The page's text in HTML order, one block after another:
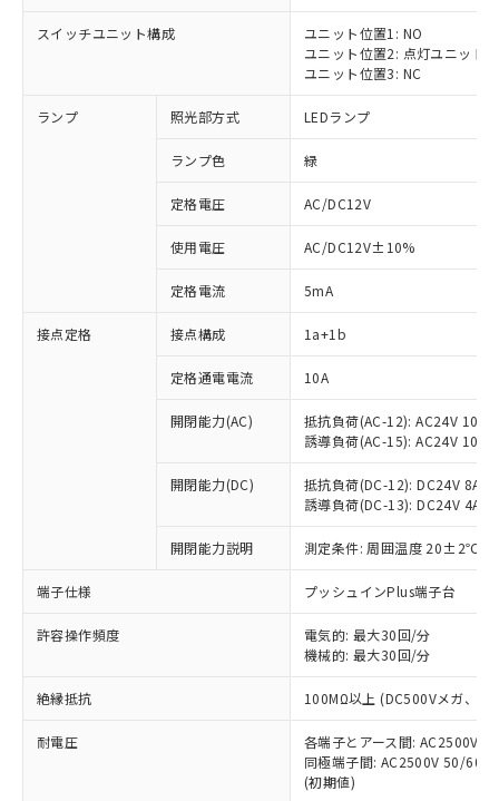
スイッチユニット構成
ユニット位置1: NO
ユニット位置2: 点灯ユニット
ユニット位置3: NC
ランプ 照光部方式 LEDランプ
ランプ色 緑
定格電圧 AC/DC12V
使用電圧 AC/DC12V±10%
定格電流 5mA
接点定格 接点構成 1a+1b
定格通電電流 10A
開閉能力(AC)
抵抗負荷(AC-12): AC24V 10A/
誘導負荷(AC-15): AC24V
開閉能力(DC)
抵抗負荷(DC-12): DC24V 8A/
誘導負荷(DC-13): DC24V 4A/
開閉能力説明 測定条件: 周囲温度 20±2℃、
端子仕様 プッシュインPlus端子台
許容操作頻度
電気的: 最大30回/分
機械的: 最大30回/分
絶縁抵抗 100MΩ以上 (DC500Vメガ、点
耐電圧
各端子とアース間: AC2500V
同極端子間: AC2500V 50/
(初期値)
ご利用条件
ご利用ください。
本サービスは、当社制御機器事業取扱
商品の当社在庫状況および標準価格
(税抜)を提供させていただくもので
当社制御機器事業取扱商品の中には、
本サービスの対象外となる商品もある
ことをご了承ください。
在庫状況および標準価格照会結果は、
対応済み：EU RoHS指令（10物質）の
非含有に対応した製品が提供可能な商品で
対応予定：EU RoHS指令（10物質）の非含
有に対応した製品に切り替える予定のある
対応予定なし：EU RoHS指令（10物質）の
非含有に非対応の商品で、対応品を出す予
定はありません。
調査・確認中：EU RoHS指令（10物質）の
非含有の対応状況を調査中または確認中の
害物質有無と関係のない商品です。
仕入先様の事情により、非含有部品として
いたものが、含有品と判明した場合などや
むを得ず変更することがあります。
※1 中国RoHS○×表
「○」：最大均質材料含有率が中国RoHSの
基準値以下であることを示します。
「×」：最大均質材料含有率が中国RoHSの
基準値を超えていることを示します。
「－」：未確認です。当社販売部門へお問
当社は、これら貴社製品のうち、外国
為替および外国貿易法に定める商品